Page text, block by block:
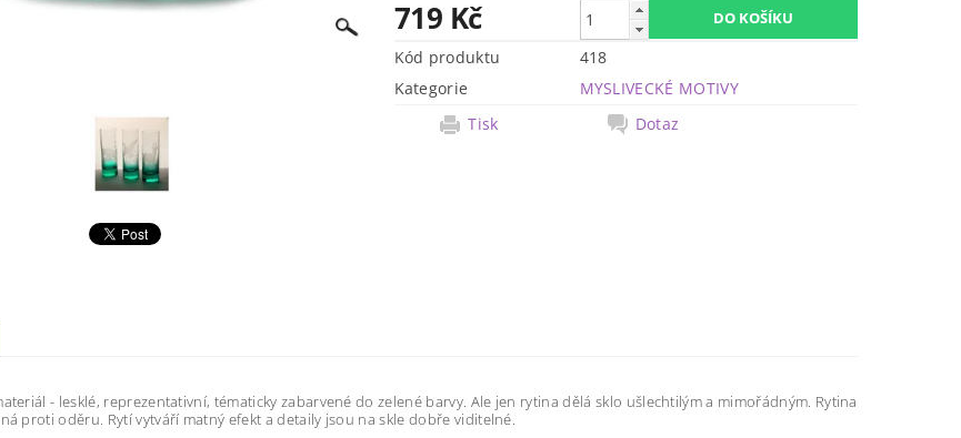
719 Kč
Kód produktu
418
Kategorie
MYSLIVECKÉ MOTIVY
Tisk
Dotaz
- lesklé, reprezentativní, tématicky zabarvené do zelené barvy. Ale jen rytina dělá sklo ušlechtilým a mimořádným. Rytina
proti oděru. Rytí vytváří matný efekt a detaily jsou na skle dobře viditelné.